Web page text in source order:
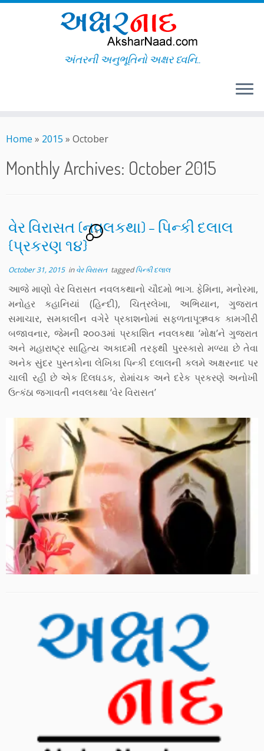
to
અંતરની અનુભૂતિનો અક્ષર ધ્વનિ..
Home » 2015 » October
Monthly Archives: October 2015
વેર વિરાસત (નવલકથા) – પિન્કી દલાલ
{પ્રકરણ ૧૪}
4
October 31, 2015inવેર વિરાસત taggedપિન્કી દલાલ
આજે માણો વેર વિરાસત નવલકથાનો ચૌદમો ભાગ. ફેમિના, મનોરમા,
મનોહર કહાનિયાં (હિન્દી), ચિત્રલેખા, અભિયાન, ગુજરાત
સમાચાર, સમકાલીન વગેરે પ્રકાશનોમાં સફળતાપૂઋવક કામગીરી
બજાવનાર, જેમની ૨૦૦૩માં પ્રકાશિત નવલકથા ‘મોક્ષ’ને ગુજરાત
અને મહારાષ્ટ્ર સાહિત્ય અકાદમી તરફથી પુરસ્કારો મળ્યા છે તેવા
અનેક સુંદર પુસ્તકોના લેખિકા પિન્કી દલાલની કલમે અક્ષરનાદ પર
ચાલી રહી છે એક દિલધડક, રોમાંચક અને દરેક પ્રકરણે અનોખી
ઉત્કંઠા જગાવતી નવલકથા ‘વેર વિરાસત’